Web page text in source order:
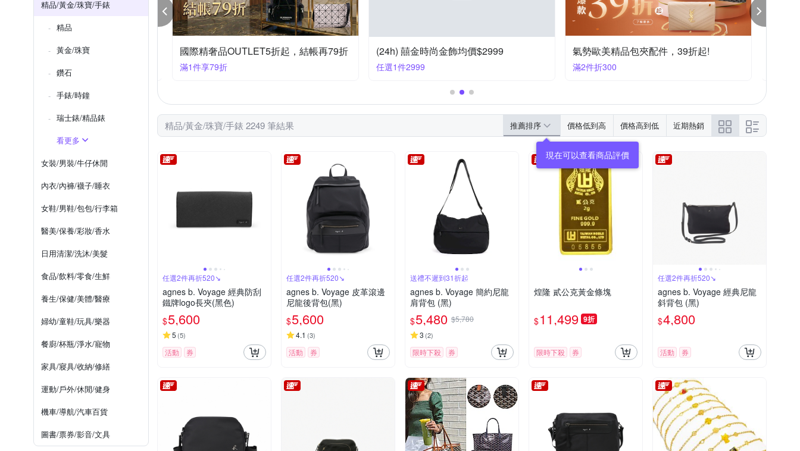
精品/黃金/珠寶/手錶
精品
黃金/珠寶
鑽石
手錶/時鐘
瑞士錶/精品錶
看更多
女裝/男裝/牛仔休閒
內衣/內褲/襪子/睡衣
女鞋/男鞋/包包/行李箱
醫美/保養/彩妝/香水
日用清潔/洗沐/美髮
食品/飲料/零食/生鮮
養生/保健/美體/醫療
婦幼/童鞋/玩具/樂器
餐廚/杯瓶/淨水/寵物
家具/寢具/收納/修繕
運動/戶外/休閒/健身
機車/導航/汽車百貨
圖書/票券/影音/文具
續看漲 金條結帳89折(速) 國際精奢品OUTLET5折起，結帳再79折
滿1件享79折
(24h) 囍金時尚金飾均價$2999
任選1件2999
氣勢歐美精品包夾配件，39折起!
滿2件折300
精品/黃金/珠寶/手錶 2249 筆結果 推薦排序 價格低到高 價格高到低 近期熱銷
任選2件再折520↘
agnes b. Voyage 經典防刮
鐵牌logo長夾(黑色)
$5,600
5 (5)
活動 券
任選2件再折520↘
agnes b. Voyage 皮革滾邊
尼龍後背包(黑)
$5,600
4.1 (3)
活動 券
送禮不遲到31折起
agnes b. Voyage 簡約尼龍
肩背包 (黑)
$5,480 $5,780
3 (2)
限時下殺 券
煌隆 貳公克黃金條塊
$11,499 9折
限時下殺 券
任選2件再折520↘
agnes b. Voyage 經典尼龍
斜背包 (黑)
$4,800
活動 券